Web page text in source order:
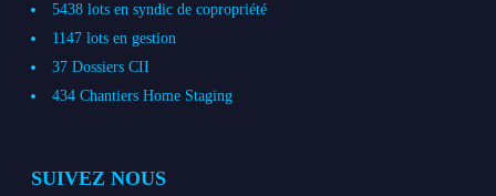
5438 lots en syndic de copropriété
1147 lots en gestion
37 Dossiers CII
434 Chantiers Home Staging
SUIVEZ NOUS